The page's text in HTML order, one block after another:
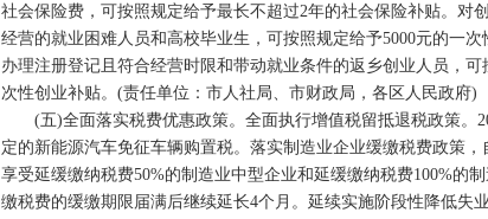
社会保险费，可按照规定给予最长不超过2年的社会保险补贴。对
经营的就业困难人员和高校毕业生，可按照规定给予5000元的一
办理注册登记且符合经营时限和带动就业条件的返乡创业人员，可
次性创业补贴。(责任单位：市人社局、市财政局，各区人民政府)
(五)全面落实税费优惠政策。全面执行增值税留抵退税政策。
定的新能源汽车免征车辆购置税。落实制造业企业缓缴税费政策，
享受延缓缴纳税费50%的制造业中型企业和延缓缴纳税费100%的
缴税费的缓缴期限届满后继续延长4个月。延续实施阶段性降低失